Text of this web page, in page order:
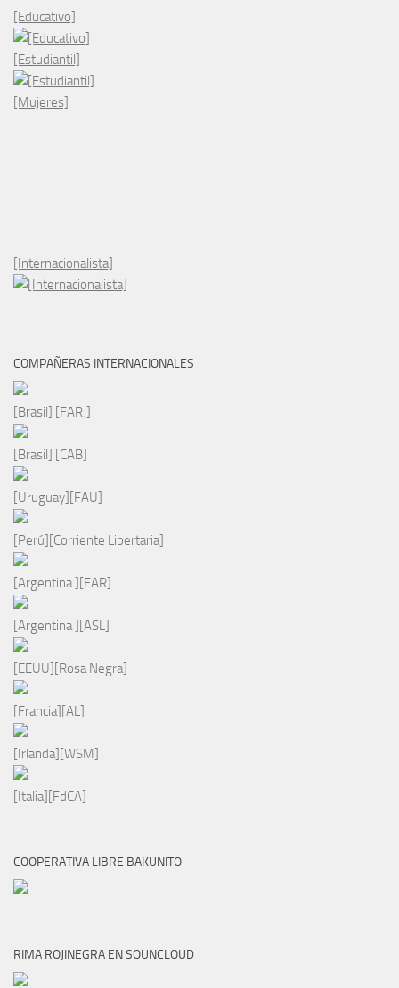
[Educativo]
[Estudiantil]
[Mujeres]
[Internacionalista]
COMPAÑERAS INTERNACIONALES
[Brasil] [FARJ]
[Brasil] [CAB]
[Uruguay][FAU]
[Perú][Corriente Libertaria]
[Argentina ][FAR]
[Argentina ][ASL]
[EEUU][Rosa Negra]
[Francia][AL]
[Irlanda][WSM]
[Italia][FdCA]
COOPERATIVA LIBRE BAKUNITO
RIMA ROJINEGRA EN SOUNCLOUD